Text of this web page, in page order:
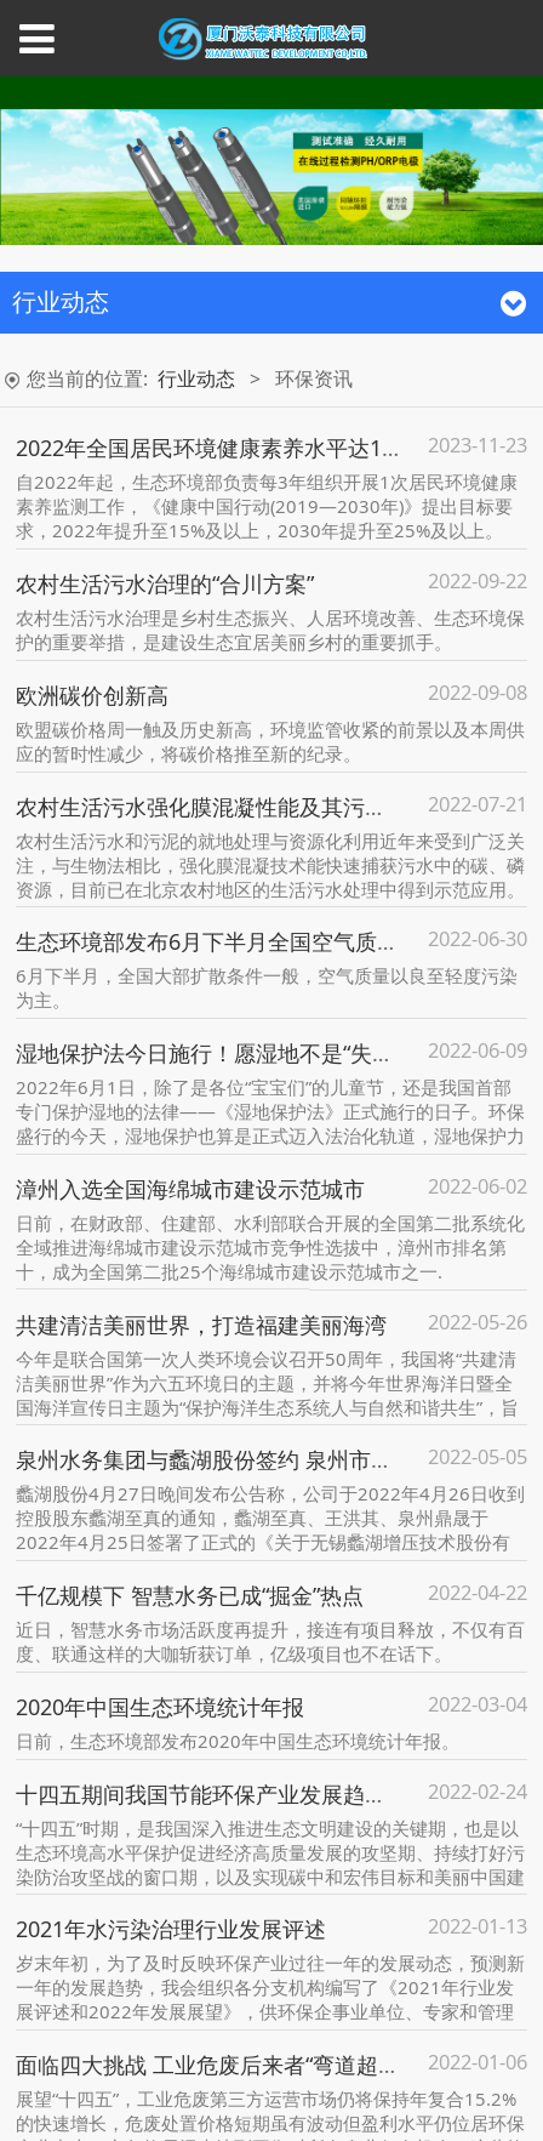
行业动态
您当前的位置: 行业动态 > 环保资讯
2022年全国居民环境健康素养水平达18.8% 超额完成目标！ 2023-11-23
自2022年起，生态环境部负责每3年组织开展1次居民环境健康
素养监测工作，《健康中国行动(2019—2030年)》提出目标要
求，2022年提升至15%及以上，2030年提升至25%及以上。
农村生活污水治理的“合川方案” 2022-09-22
农村生活污水治理是乡村生态振兴、人居环境改善、生态环境保
护的重要举措，是建设生态宜居美丽乡村的重要抓手。
欧洲碳价创新高 2022-09-08
欧盟碳价格周一触及历史新高，环境监管收紧的前景以及本周供
应的暂时性减少，将碳价格推至新的纪录。
农村生活污水强化膜混凝性能及其污泥资源化潜力 2022-07-21
农村生活污水和污泥的就地处理与资源化利用近年来受到广泛关
注，与生物法相比，强化膜混凝技术能快速捕获污水中的碳、磷
资源，目前已在北京农村地区的生活污水处理中得到示范应用。
生态环境部发布6月下半月全国空气质量预报会商结果 2022-06-30
6月下半月，全国大部扩散条件一般，空气质量以良至轻度污染
为主。
湿地保护法今日施行！愿湿地不是“失地” 2022-06-09
2022年6月1日，除了是各位“宝宝们”的儿童节，还是我国首部
专门保护湿地的法律——《湿地保护法》正式施行的日子。环保
盛行的今天，湿地保护也算是正式迈入法治化轨道，湿地保护力
再度升级！
漳州入选全国海绵城市建设示范城市 2022-06-02
日前，在财政部、住建部、水利部联合开展的全国第二批系统化
全域推进海绵城市建设示范城市竞争性选拔中，漳州市排名第
十，成为全国第二批25个海绵城市建设示范城市之一.
共建清洁美丽世界，打造福建美丽海湾 2022-05-26
今年是联合国第一次人类环境会议召开50周年，我国将“共建清
洁美丽世界”作为六五环境日的主题，并将今年世界海洋日暨全
国海洋宣传日主题为“保护海洋生态系统人与自然和谐共生”，旨
在促进全社会增强生态环境保护意识，投身生态文明建设，共建
美丽中国。
泉州水务集团与蠡湖股份签约 泉州市属国企首上市 2022-05-05
蠡湖股份4月27日晚间发布公告称，公司于2022年4月26日收到
控股股东蠡湖至真的通知，蠡湖至真、王洪其、泉州鼎晟于
2022年4月25日签署了正式的《关于无锡蠡湖增压技术股份有
限公司之股份转让协议》（以下简称“《股份转让协议》”）。
千亿规模下 智慧水务已成“掘金”热点 2022-04-22
近日，智慧水务市场活跃度再提升，接连有项目释放，不仅有百
度、联通这样的大咖斩获订单，亿级项目也不在话下。
2020年中国生态环境统计年报 2022-03-04
日前，生态环境部发布2020年中国生态环境统计年报。
十四五期间我国节能环保产业发展趋势特征分析 2022-02-24
“十四五”时期，是我国深入推进生态文明建设的关键期，也是以
生态环境高水平保护促进经济高质量发展的攻坚期、持续打好污
染防治攻坚战的窗口期，以及实现碳中和宏伟目标和美丽中国建
设目标的奠基期。
2021年水污染治理行业发展评述 2022-01-13
岁末年初，为了及时反映环保产业过往一年的发展动态，预测新
一年的发展趋势，我会组织各分支机构编写了《2021年行业发
展评述和2022年发展展望》，供环保企事业单位、专家和管理
者参考。
面临四大挑战 工业危废后来者“弯道超车”难度加大 2022-01-06
展望“十四五”，工业危废第三方运营市场仍将保持年复合15.2%
的快速增长，危废处置价格短期虽有波动但盈利水平仍位居环保